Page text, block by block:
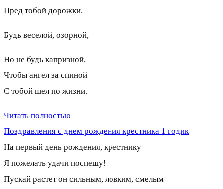
Пред тобой дорожки.
Будь веселой, озорной,
Но не будь капризной,
Чтобы ангел за спиной
С тобой шел по жизни.
Читать полностью
Поздравления с днем рождения крестника 1 годик
На первый день рождения, крестнику
Я пожелать удачи поспешу!
Пускай растет он сильным, ловким, смелым